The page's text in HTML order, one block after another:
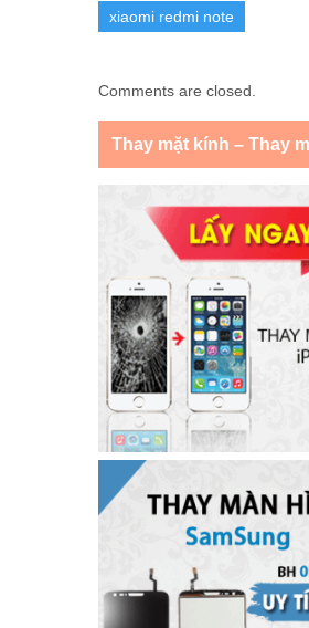
xiaomi redmi note
Comments are closed.
Thay mặt kính – Thay